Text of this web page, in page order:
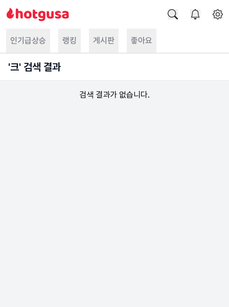
인기급상승 랭킹 게시판 좋아요
'크' 검색 결과
검색 결과가 없습니다.